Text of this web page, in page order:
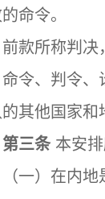
命令。
所称判决，
令、判令
其他国家和
第三条 本安
）在内地